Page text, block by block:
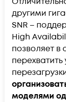
другими
SNR –
High
позволяет в
моделями